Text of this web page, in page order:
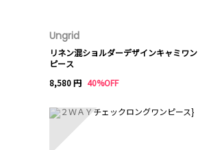
Ungrid
リネン混ショルダーデザインキャミワン
ピース
8,580 円 40%OFF